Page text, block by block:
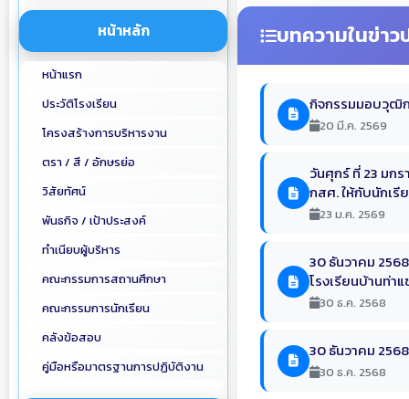
หน้าหลัก
หน้าแรก
ประวัติโรงเรียน
โครงสร้างการบริหารงาน
ตรา / สี / อักษรย่อ
วิสัยทัศน์
พันธกิจ / เป้าประสงค์
ทำเนียบผู้บริหาร
คณะกรรมการสถานศึกษา
คณะกรรมการนักเรียน
คลังข้อสอบ
คู่มือหรือมาตรฐานการปฏิบัติงาน
บทความในข่า
กิจกรรมมอบวุฒิ
20 มี.ค. 2569
วันศุกร์ ที่ 23 มก
กสศ. ให้กับนักเ
23 ม.ค. 2569
30 ธันวาคม
โรงเรียนบ้านท่า
30 ธ.ค. 2568
30 ธันวาคม
30 ธ.ค. 2568